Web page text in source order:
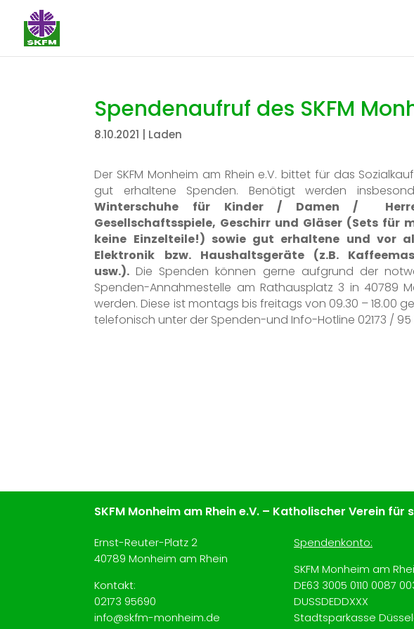
Spendenaufruf des SKFM
8.10.2021 | Laden
Der SKFM Monheim am Rhein e.V. bittet für das
gut erhaltene Spenden. Benötigt werden
Winterschuhe für Kinder / Damen /
Gesellschaftsspiele, Geschirr und Gläser (Sets für
keine Einzelteile!) sowie gut erhaltene und vor
Elektronik bzw. Haushaltsgeräte (z.B.
usw.). Die Spenden können gerne aufgrund der
Spenden-Annahmestelle am Rathausplatz 3 in 40789
werden. Diese ist montags bis freitags von 09.30 – 18.00
telefonisch unter der Spenden-und Info-Hotline 02173 / 95
SKFM Monheim am Rhein e.V. – Katholischer Verein für
Ernst-Reuter-Platz 2
40789 Monheim am Rhein
Kontakt:
02173 95690
info@skfm-monheim.de
Spendenkonto:
SKFM Monheim am
DE63 3005 0110 0087
DUSSDEDDXXX
Stadtsparkasse